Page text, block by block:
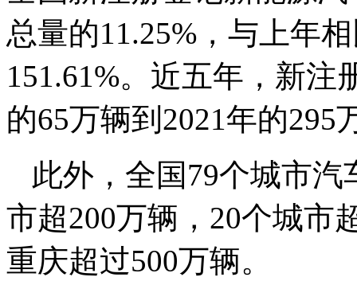
总量的11.25%，与上年
151.61%。近五年，新注
的65万辆到2021年的
此外，全国79个城市
市超200万辆，20个城市
重庆超过500万辆。